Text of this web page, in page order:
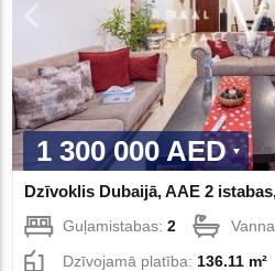
1 300 000 AED
Dzīvoklis Dubaijā, AAE 2
Guļamistabas:2
Dzīvojamā platība: 136.11 m²